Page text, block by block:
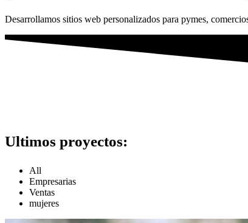
Desarrollamos sitios web personalizados para pymes,
Ultimos proyectos:
All
Empresarias
Ventas
mujeres